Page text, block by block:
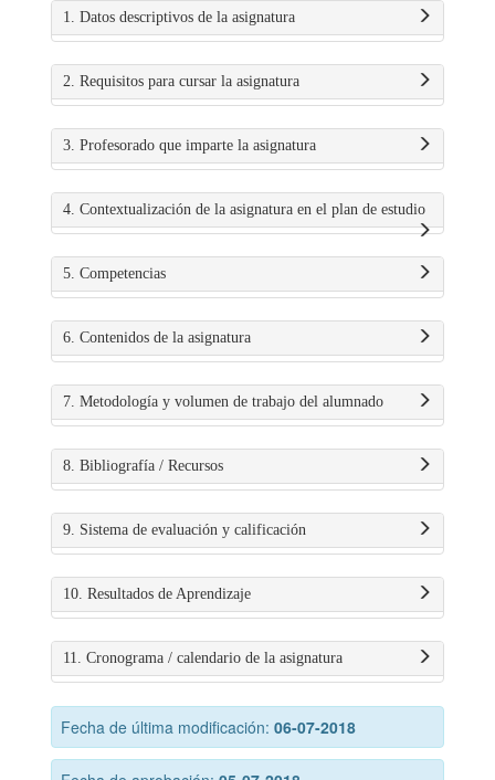
1. Datos descriptivos de la asignatura
2. Requisitos para cursar la asignatura
3. Profesorado que imparte la asignatura
4. Contextualización de la asignatura en el plan de estudio
5. Competencias
6. Contenidos de la asignatura
7. Metodología y volumen de trabajo del alumnado
8. Bibliografía / Recursos
9. Sistema de evaluación y calificación
10. Resultados de Aprendizaje
11. Cronograma / calendario de la asignatura
Fecha de última modificación: 06-07-2018